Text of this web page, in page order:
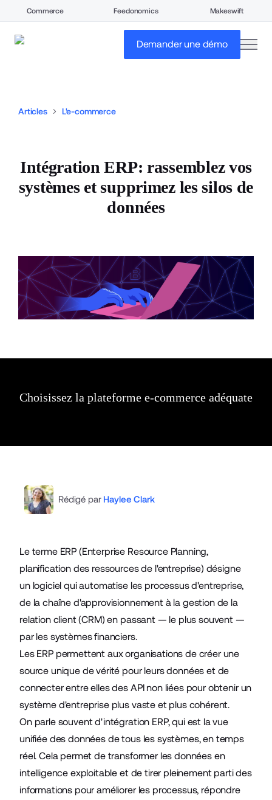
Commerce Feedonomics Makeswift
Demander une démo
Articles L'e-commerce
Intégration ERP: rassemblez vos
systèmes et supprimez les silos de
données
Choisissez la plateforme e-commerce adéquate
Rédigé par Haylee Clark
Le terme ERP (Enterprise Resource Planning,
planification des ressources de l'entreprise) désigne
un logiciel qui automatise les processus d'entreprise,
de la chaîne d'approvisionnement à la gestion de la
relation client (CRM) en passant — le plus souvent —
par les systèmes financiers.
Les ERP permettent aux organisations de créer une
source unique de vérité pour leurs données et de
connecter entre elles des API non liées pour obtenir un
système d'entreprise plus vaste et plus cohérent.
On parle souvent d'intégration ERP, qui est la vue
unifiée des données de tous les systèmes, en temps
réel. Cela permet de transformer les données en
intelligence exploitable et de tirer pleinement parti des
informations pour améliorer les processus, répondre